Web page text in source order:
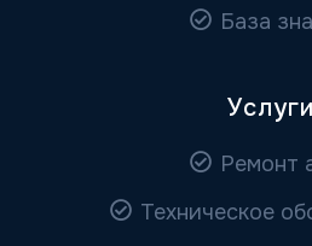
База
Услуги
Ремонт
Техническое